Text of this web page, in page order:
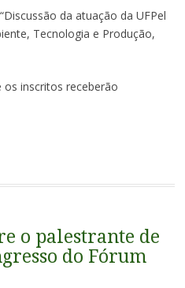
da atuação da UFPel
Tecnologia e Produção,
inscritos receberão
o palestrante de
do Fórum